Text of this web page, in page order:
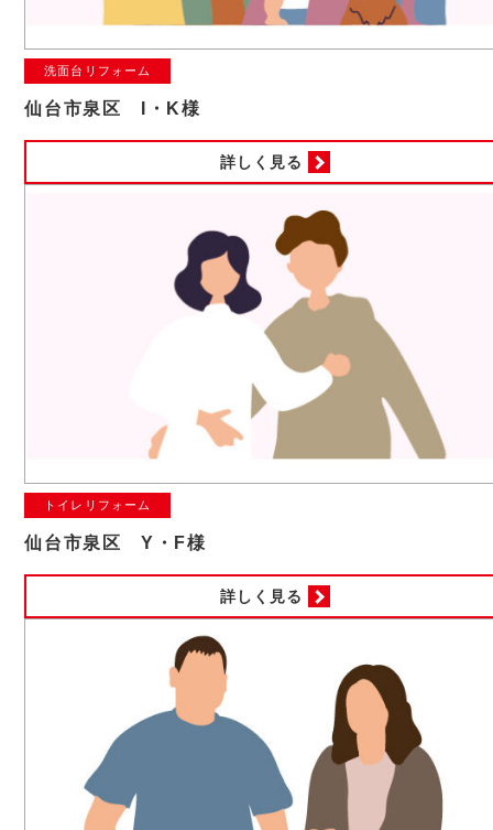
洗面台リフォーム
仙台市泉区 I・K様
詳しく見る
トイレリフォーム
仙台市泉区 Y・F様
詳しく見る